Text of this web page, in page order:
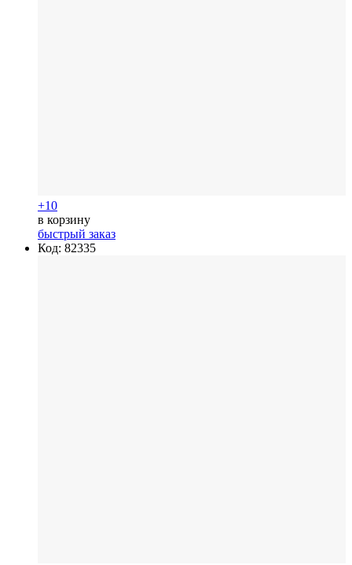
+10
в корзину
быстрый заказ
Код: 82335